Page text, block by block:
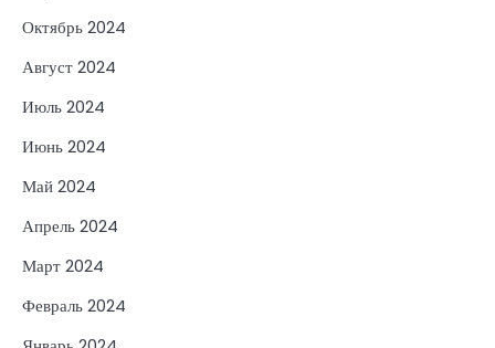
Октябрь 2024
Август 2024
Июль 2024
Июнь 2024
Май 2024
Апрель 2024
Март 2024
Февраль 2024